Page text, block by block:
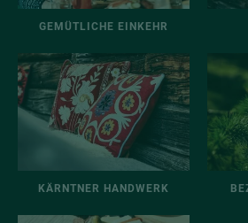
GEMÜTLICHE EINKEHR
KÄRNTNER HANDWERK